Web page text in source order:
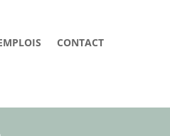
CONTACT